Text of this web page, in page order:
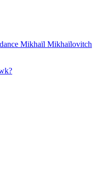
Mikhaïl Mikhaïlovitch